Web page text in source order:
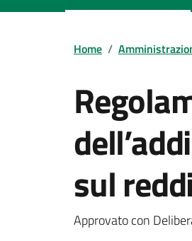
Home /
sul
Dettagli
Approvato con